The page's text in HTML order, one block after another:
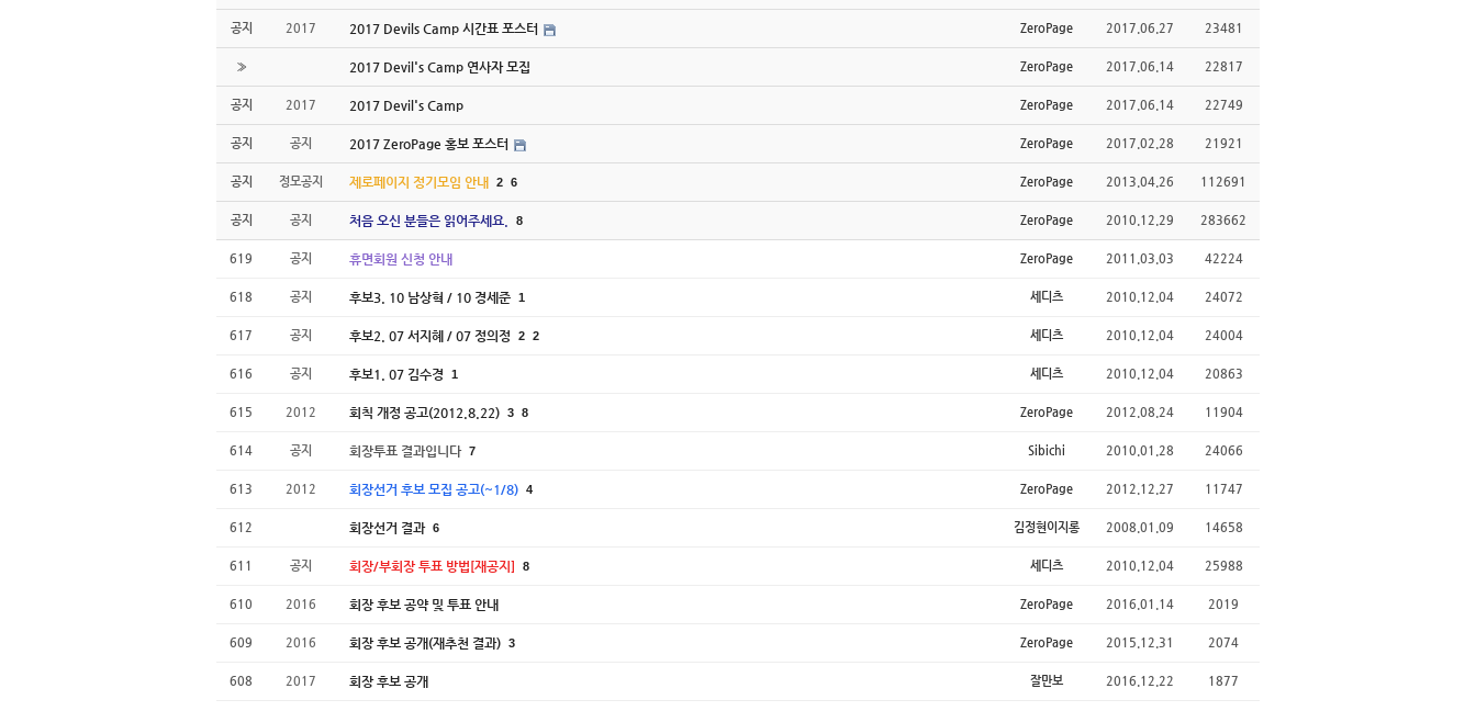
공지 2017 2017 Devils Camp 시간표 포스터 ZeroPage 2017.06.27 23481
» 2017 Devil's Camp 연사자 모집 ZeroPage 2017.06.14 22817
공지 2017 2017 Devil's Camp ZeroPage 2017.06.14 22749
공지 공지 2017 ZeroPage 홍보 포스터 ZeroPage 2017.02.28 21921
공지 정모공지 제로페이지 정기모임 안내 2 6 ZeroPage 2013.04.26 112691
공지 공지 처음 오신 분들은 읽어주세요. 8 ZeroPage 2010.12.29 283662
619 공지 휴면회원 신청 안내 ZeroPage 2011.03.03 42224
618 공지 후보3. 10 남상혁 / 10 경세준 1 세디츠 2010.12.04 24072
617 공지 후보2. 07 서지혜 / 07 정의정 2 2 세디츠 2010.12.04 24004
616 공지 후보1. 07 김수경 1 세디츠 2010.12.04 20863
615 2012 회칙 개정 공고(2012.8.22) 3 8 ZeroPage 2012.08.24 11904
614 공지 회장투표 결과입니다 7 Sibichi 2010.01.28 24066
613 2012 회장선거 후보 모집 공고(~1/8) 4 ZeroPage 2012.12.27 11747
612 회장선거 결과 6 김정현이지롱 2008.01.09 14658
611 공지 회장/부회장 투표 방법[재공지] 8 세디츠 2010.12.04 25988
610 2016 회장 후보 공약 및 투표 안내 ZeroPage 2016.01.14 2019
609 2016 회장 후보 공개(재추천 결과) 3 ZeroPage 2015.12.31 2074
608 2017 회장 후보 공개 잘만보 2016.12.22 1877